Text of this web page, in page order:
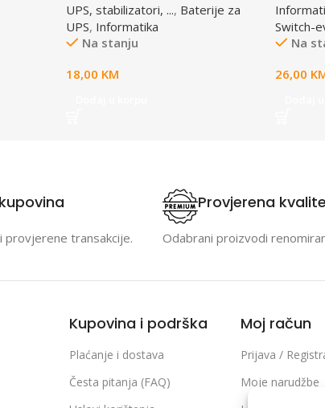
UPS, stabilizatori, ..., Baterije za
UPS, Informatika
Na stanju
18,00 KM
Switch-
Na
26,00
provjerene transakcije.
Provjerena
Odabrani proizvodi
Kupovina i podrška
Plaćanje i dostava
Česta pitanja (FAQ)
Moj račun
Prijava /
Moje narudžbe